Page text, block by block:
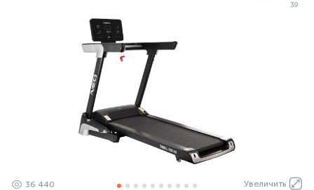
39
Увеличить
36 440